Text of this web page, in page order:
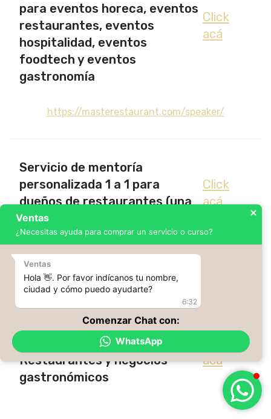
para eventos horeca, eventos
restaurantes, eventos
hospitalidad, eventos
foodtech y eventos
gastronomía
Click
acá
https://masterestaurant.com/speaker/
Servicio de mentoría
personalizada 1 a 1 para
dueños de restaurantes (una
única sesión por empresa)
Click
acá
https://masterestaurant.com/mentoria/
Servicio de Consultoría y
acompañamientos 1 a 1
personalizados para
Restaurantes y negocios
gastronómicos
acá
Ventas
¿Necesitas ayuda para comprar un servicio o curso?
Ventas
Hola 👋. Por favor indícanos tu nombre,
ciudad y cómo puedo ayudarte?
6:32
Comenzar Chat con:
WhatsApp